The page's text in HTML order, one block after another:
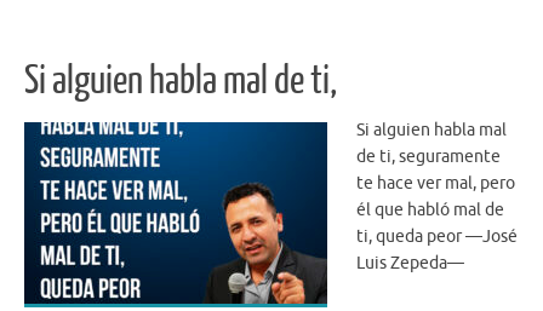
o
k
Si alguien habla mal de ti,
Si alguien habla mal
de ti, seguramente
te hace ver mal, pero
él que habló mal de
ti, queda peor —José
Luis Zepeda—